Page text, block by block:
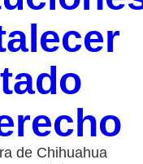
de Chihuahua